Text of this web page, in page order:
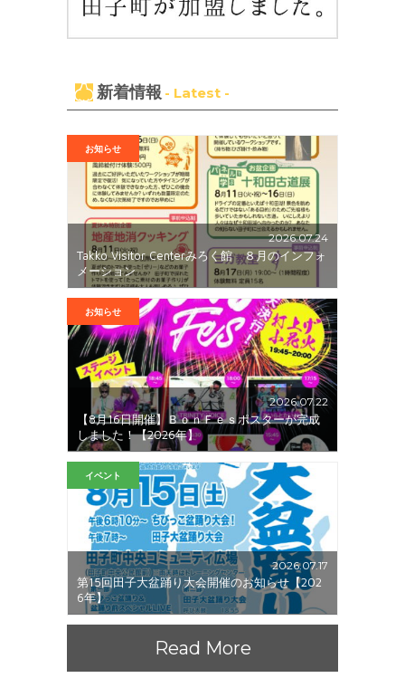
新着情報 - Latest -
お知らせ
2026.07.24
Takko Visitor Centerみろく館 ８月のインフォ
メーション
お知らせ
2026.07.22
【8月16日開催】ＢｏｎＦｅｓポスターが完成
しました！【2026年】
イベント
2026.07.17
第15回田子大盆踊り大会開催のお知らせ【202
6年】
Read More